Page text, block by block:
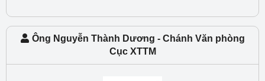
Ông Nguyễn Thành Dương - Chánh Văn phòng
Cục XTTM